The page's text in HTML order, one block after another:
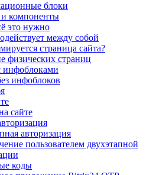
блоки
компоненты
это нужно
между собой
страница сайта?
физических страниц
инфоблоками
инфоблоков
сайте
авторизация
пользователем двухэтапной
коды